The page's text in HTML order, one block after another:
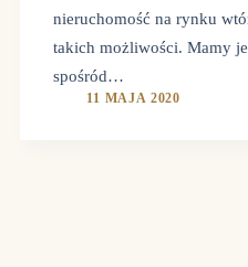
nieruchomość na rynku
takich możliwości. Mamy
spośród…
11 MAJA 2020